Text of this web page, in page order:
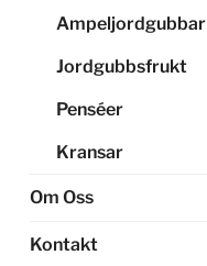
Ampeljordgubbar
Jordgubbsfrukt
Penséer
Kransar
Om Oss
Kontakt